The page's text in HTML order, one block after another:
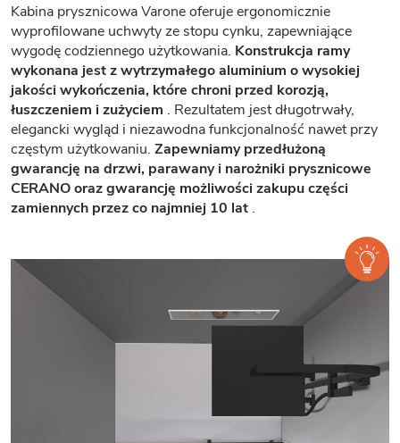
Kabina prysznicowa Varone oferuje ergonomicznie
wyprofilowane uchwyty ze stopu cynku, zapewniające
wygodę codziennego użytkowania. Konstrukcja ramy
wykonana jest z wytrzymałego aluminium o wysokiej
jakości wykończenia, które chroni przed korozją,
łuszczeniem i zużyciem . Rezultatem jest długotrwały,
elegancki wygląd i niezawodna funkcjonalność nawet przy
częstym użytkowaniu. Zapewniamy przedłużoną
gwarancję na drzwi, parawany i narożniki prysznicowe
CERANO oraz gwarancję możliwości zakupu części
zamiennych przez co najmniej 10 lat .